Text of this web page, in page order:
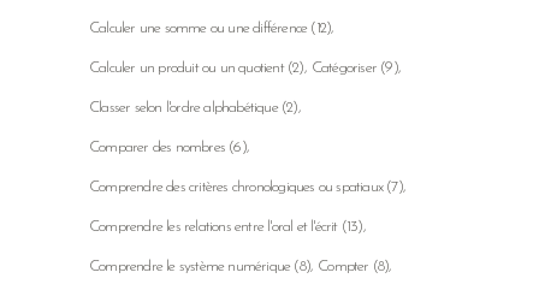
Calculer une somme ou une différence(12)
Calculer un produit ou un quotient(2) Catégoriser (9)
Classer selon l'ordre alphabétique(2)
Comparer des nombres (6)
Comprendre des critères chronologiques ou spatiaux(7)
Comprendre les relations entre l'oral et l'écrit(13)
Comprendre le système numérique(8) Compter (8)